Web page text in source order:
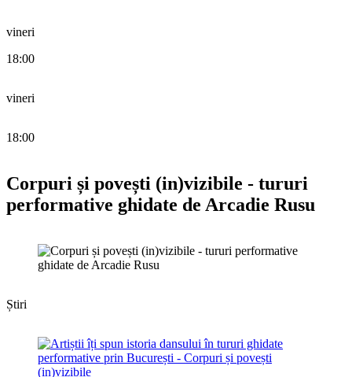
vineri
18:00
vineri
18:00
Corpuri și povești (in)vizibile - tururi
performative ghidate de Arcadie Rusu
Știri